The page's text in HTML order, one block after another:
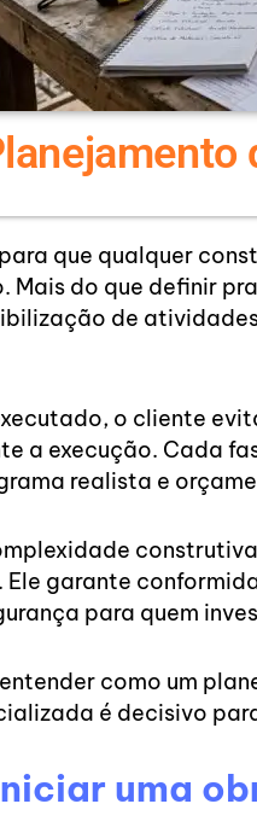
que qualquer
do que definir
de
o cliente
a execução. Cada
realista e
garante
para quem
como um
é decisivo
uma